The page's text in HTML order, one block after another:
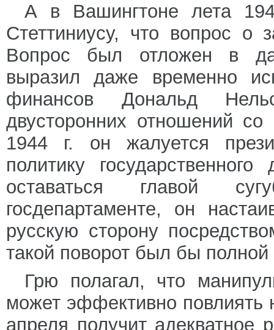
А в Вашингтоне лета
Стеттиниусу, что вопрос о
Вопрос был отложен в
выразил даже временно
финансов Дональд
двусторонних отношений
1944 г. он жалуется
политику
оставаться главой
госдепартаменте, он
русскую сторону
такой поворот был бы
Грю полагал, что
может эффективно повлиять
апреля получит